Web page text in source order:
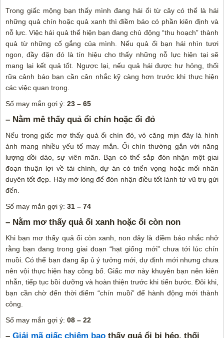
Trong giấc mộng bạn thấy mình đang hái ổi từ cây có thể là hái
những quả chín hoặc quả xanh thì điềm báo có phần kiên định và
nỗ lực. Việc hái quả thể hiện bạn đang chủ động “thu hoạch” thành
quả từ những cố gắng của mình. Nếu quả ổi bạn hái nhìn tươi
ngon, đầy đặn đó là tín hiệu cho thấy những nỗ lực hiện tại sẽ
mang lại kết quả tốt. Ngược lại, nếu quả hái được hư hỏng, thối
rữa cảnh báo bạn cần cân nhắc kỹ càng hơn trước khi thực hiện
các việc quan trọng.
Số may mắn gợi ý: 23 – 65
– Nằm mê thấy quả ổi chín hoặc ổi đỏ
Nếu trong giấc mơ thấy quả ổi chín đỏ, vỏ căng mịn đây là hình
ảnh mang nhiều yếu tố may mắn. Ổi chín thường gắn với năng
lượng dồi dào, sự viên mãn. Bạn có thể sắp đón nhận một giai
đoạn thuận lợi về tài chính, dự án có triển vọng hoặc mối nhân
duyên tốt đẹp. Hãy mở lòng để đón nhận điều tốt lành từ vũ trụ gửi
đến.
Số may mắn gợi ý: 31 – 74
– Nằm mơ thấy quả ổi xanh hoặc ổi còn non
Khi bạn mơ thấy quả ổi còn xanh, non đây là điềm báo nhắc nhở
rằng bạn đang trong giai đoạn “hạt giống mới” chưa tới lúc chín
muồi. Có thể bạn đang ấp ủ ý tưởng mới, dự định mới nhưng chưa
nên vội thực hiện hay công bố. Giấc mơ này khuyên bạn nên kiên
nhẫn, tiếp tục bồi dưỡng và hoàn thiện trước khi tiến bước. Đôi khi,
bạn cần chờ đến thời điểm “chín muồi” để hành động mới thành
công.
Số may mắn gợi ý: 08 – 22
– Giải mã giấc chiêm bao thấy quả ổi bị héo, thối